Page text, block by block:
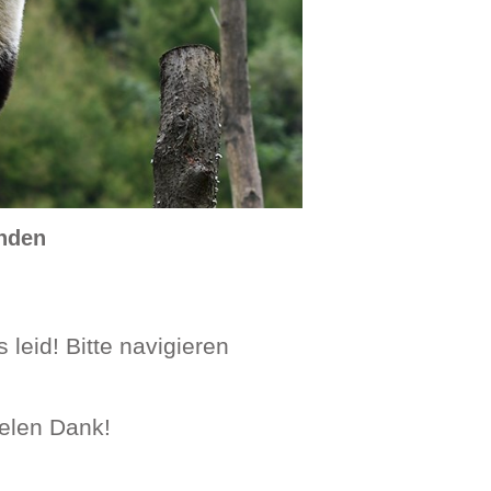
leid! Bitte navigieren
Dank!